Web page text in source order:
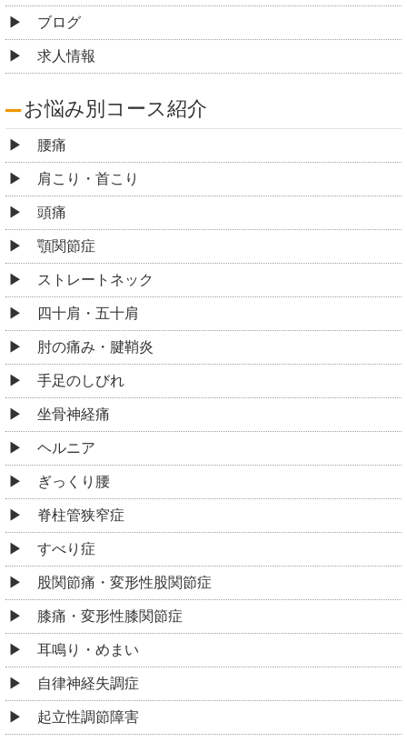
ブログ
求人情報
お悩み別コース紹介
腰痛
肩こり・首こり
頭痛
顎関節症
ストレートネック
四十肩・五十肩
肘の痛み・腱鞘炎
手足のしびれ
坐骨神経痛
ヘルニア
ぎっくり腰
脊柱管狭窄症
すべり症
股関節痛・変形性股関節症
膝痛・変形性膝関節症
耳鳴り・めまい
自律神経失調症
起立性調節障害